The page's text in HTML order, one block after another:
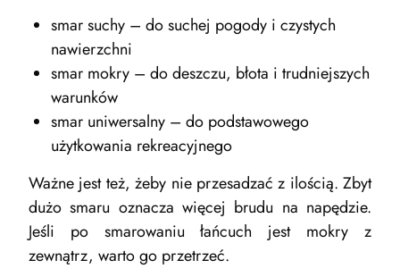
smar suchy – do suchej pogody i czystych
nawierzchni
smar mokry – do deszczu, błota i trudniejszych
warunków
smar uniwersalny – do podstawowego
użytkowania rekreacyjnego
Ważne jest też, żeby nie przesadzać z ilością. Zbyt
dużo smaru oznacza więcej brudu na napędzie.
Jeśli po smarowaniu łańcuch jest mokry z
zewnątrz, warto go przetrzeć.